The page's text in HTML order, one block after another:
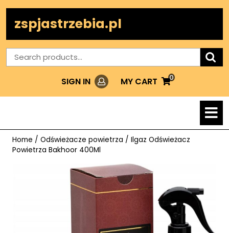
contentzspjastrzebia.pl
Search
for:
SIGN IN LoginMY CART
MY
0
Home / Odświeżacze powietrza / Ilgaz Odświeżacz
Powietrza Bakhoor 400Ml